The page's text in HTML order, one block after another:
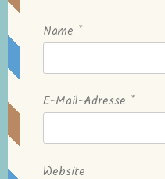
Name *
E-Mail-Adresse *
Website